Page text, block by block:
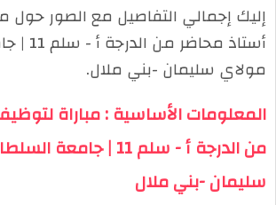
إليك إجمالي التفاصيل مع الصور حول
أستاذ محاضر
مولاي سليمان -بني ملال.
المعلومات الأساسية : مباراة
من الدرجة أ - سلم 11 | جامعة
سليمان -بني ملال